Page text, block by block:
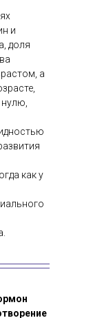
и
доля
а
как у